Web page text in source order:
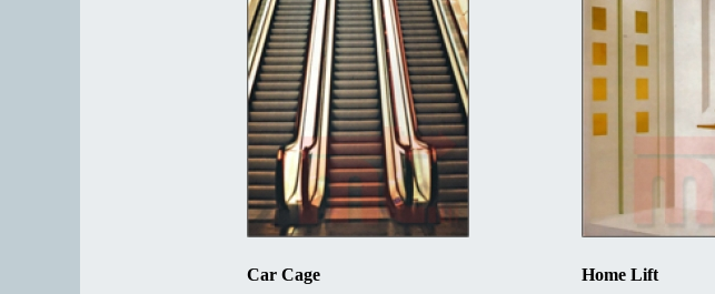
Car Cage Home Lift